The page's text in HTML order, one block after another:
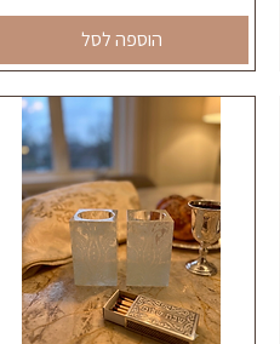
הוספה לסל